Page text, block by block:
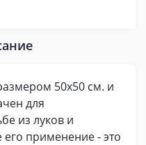
50х50 см. и
для
из луков и
применение - это